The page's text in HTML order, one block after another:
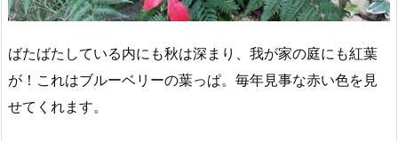
ばたばたしている内にも秋は深まり、我が家の庭にも紅葉
が！これはブルーベリーの葉っぱ。毎年見事な赤い色を見
せてくれます。